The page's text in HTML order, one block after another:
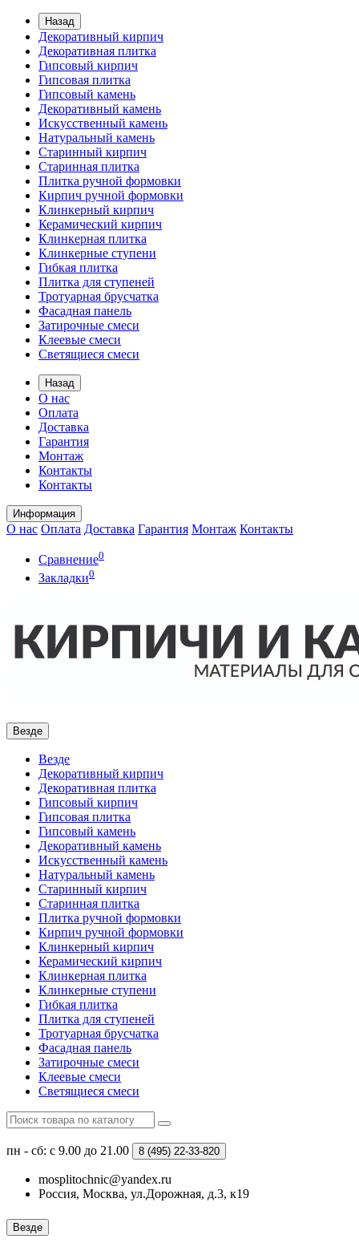
Назад
Декоративный кирпич
Декоративная плитка
Гипсовый кирпич
Гипсовая плитка
Гипсовый камень
Декоративный камень
Искусственный камень
Натуральный камень
Старинный кирпич
Старинная плитка
Плитка ручной формовки
Кирпич ручной формовки
Клинкерный кирпич
Керамический кирпич
Клинкерная плитка
Клинкерные ступени
Гибкая плитка
Плитка для ступеней
Тротуарная брусчатка
Фасадная панель
Затирочные смеси
Клеевые смеси
Светящиеся смеси
Назад
О нас
Оплата
Доставка
Гарантия
Монтаж
Контакты
Контакты
Информация
О нас Оплата Доставка Гарантия Монтаж Контакты
Сравнение0
Закладки0
Везде
Везде
Декоративный кирпич
Декоративная плитка
Гипсовый кирпич
Гипсовая плитка
Гипсовый камень
Декоративный камень
Искусственный камень
Натуральный камень
Старинный кирпич
Старинная плитка
Плитка ручной формовки
Кирпич ручной формовки
Клинкерный кирпич
Керамический кирпич
Клинкерная плитка
Клинкерные ступени
Гибкая плитка
Плитка для ступеней
Тротуарная брусчатка
Фасадная панель
Затирочные смеси
Клеевые смеси
Светящиеся смеси
пн - сб: с 9.00 до 21.00 8 (495) 22-33-820
mosplitochnic@yandex.ru
Россия, Москва, ул.Дорожная, д.3, к19
Везде